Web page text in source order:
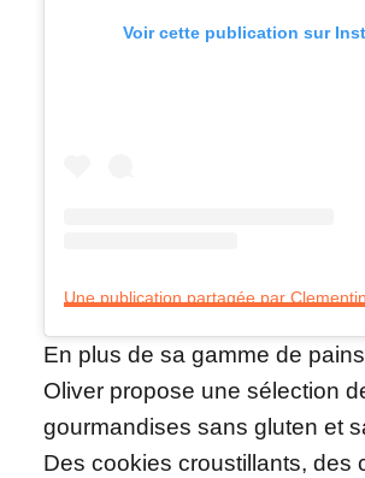
Voir cette publication sur
En plus de sa gamme de
Oliver propose une sélection
gourmandises sans gluten et
Des cookies croustillants, des